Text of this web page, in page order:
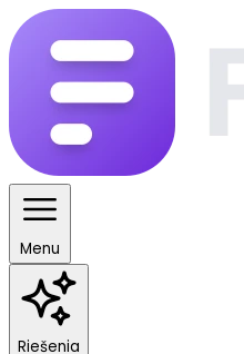
Menu
Riešenia